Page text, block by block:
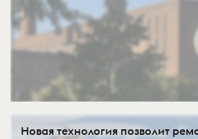
Новая технология позволит